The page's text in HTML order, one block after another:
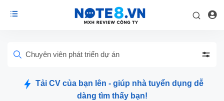
Chuyên viên phát triển dự án
Tải CV của bạn lên - giúp nhà tuyển dụng dễ
dàng tìm thấy bạn!